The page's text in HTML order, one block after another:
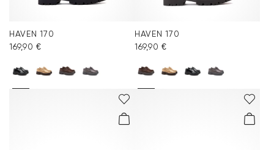
HAVEN 170
169,90 €
HAVEN 170
169,90 €